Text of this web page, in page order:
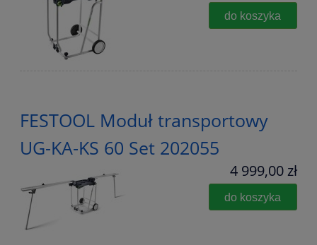
do koszyka
FESTOOL Moduł transportowy
UG-KA-KS 60 Set 202055
4 999,00 zł
do koszyka